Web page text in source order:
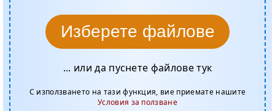
Изберете файлове
... или да пуснете файлове тук
С използването на тази функция, вие приемате нашите
Условия за ползване